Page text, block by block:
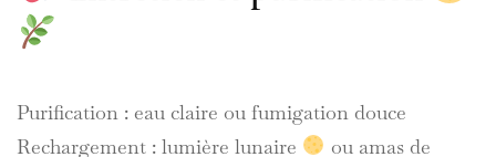
Purification : eau claire ou fumigation douce
Rechargement : lumière lunaire
ou amas de